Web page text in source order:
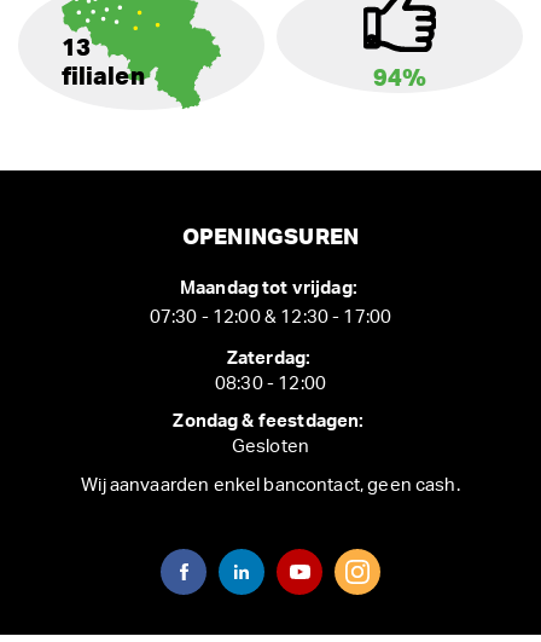
13
filialen
94%
OPENINGSUREN
Maandag tot vrijdag:
07:30 - 12:00 & 12:30 - 17:00
Zaterdag:
08:30 - 12:00
Zondag & feestdagen:
Gesloten
Wij aanvaarden enkel bancontact, geen cash.